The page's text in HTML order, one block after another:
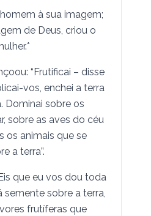
à sua imagem;
de Deus, criou o
“Frutificai – disse
vos, enchei a terra
Dominai sobre os
sobre as aves do céu
os animais que se
a terra”.
que eu vos dou toda
semente sobre a terra,
frutíferas que